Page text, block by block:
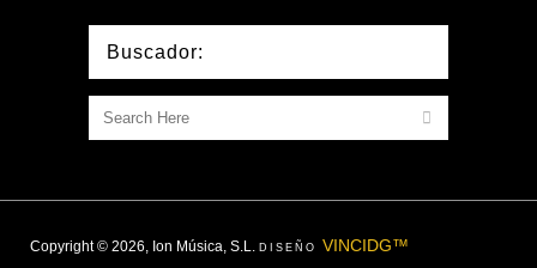
Buscador:
Copyright © 2026, Ion Música, S.L. DISEÑO VINCIDG™